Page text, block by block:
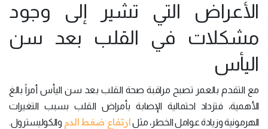
الأعراض التي تشير إلى وجود
مشكلات في القلب بعد سن
اليأس
مع التقدم بالعمر تصبح مراقبة صحة القلب بعد سن اليأس أمراً بالغ
الأهمية، فتزداد احتمالية الإصابة بأمراض القلب بسبب التغيرات
الهرمونية وزيادة عوامل الخطر، مثلارتفاع ضغط الدم والكوليسترول.